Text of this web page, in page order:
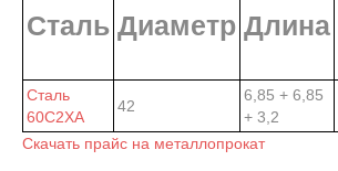
Сталь Диаметр Длина
Сталь
60С2ХА
42
6,85 + 6,85
+ 3,2
Скачать прайс на металлопрокат